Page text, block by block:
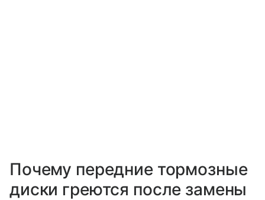
Почему передние тормозные
диски греются после замены